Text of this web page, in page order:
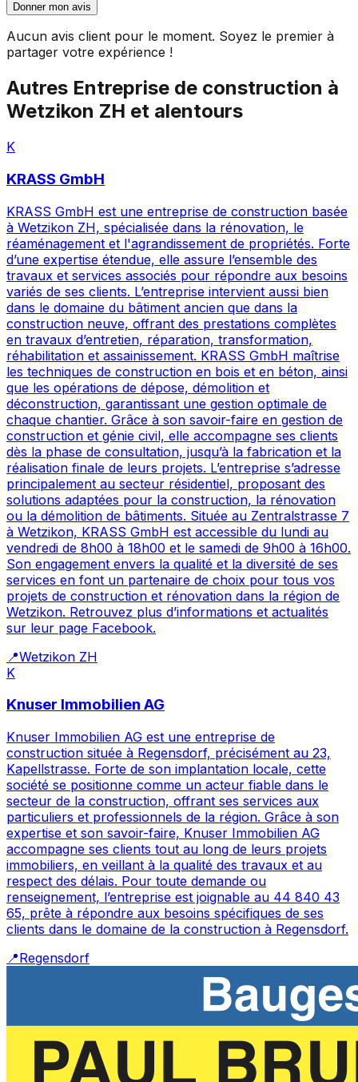
Donner mon avis
Aucun avis client pour le moment. Soyez le premier à
partager votre expérience !
Autres Entreprise de construction à
Wetzikon ZH et alentours
K
KRASS GmbH
KRASS GmbH est une entreprise de construction basée
à Wetzikon ZH, spécialisée dans la rénovation, le
réaménagement et l'agrandissement de propriétés. Forte
d’une expertise étendue, elle assure l’ensemble des
travaux et services associés pour répondre aux besoins
variés de ses clients. L’entreprise intervient aussi bien
dans le domaine du bâtiment ancien que dans la
construction neuve, offrant des prestations complètes
en travaux d’entretien, réparation, transformation,
réhabilitation et assainissement. KRASS GmbH maîtrise
les techniques de construction en bois et en béton, ainsi
que les opérations de dépose, démolition et
déconstruction, garantissant une gestion optimale de
chaque chantier. Grâce à son savoir-faire en gestion de
construction et génie civil, elle accompagne ses clients
dès la phase de consultation, jusqu’à la fabrication et la
réalisation finale de leurs projets. L’entreprise s’adresse
principalement au secteur résidentiel, proposant des
solutions adaptées pour la construction, la rénovation
ou la démolition de bâtiments. Située au Zentralstrasse 7
à Wetzikon, KRASS GmbH est accessible du lundi au
vendredi de 8h00 à 18h00 et le samedi de 9h00 à 16h00.
Son engagement envers la qualité et la diversité de ses
services en font un partenaire de choix pour tous vos
projets de construction et rénovation dans la région de
Wetzikon. Retrouvez plus d’informations et actualités
sur leur page Facebook.
📍Wetzikon ZH
K
Knuser Immobilien AG
Knuser Immobilien AG est une entreprise de
construction située à Regensdorf, précisément au 23,
Kapellstrasse. Forte de son implantation locale, cette
société se positionne comme un acteur fiable dans le
secteur de la construction, offrant ses services aux
particuliers et professionnels de la région. Grâce à son
expertise et son savoir-faire, Knuser Immobilien AG
accompagne ses clients tout au long de leurs projets
immobiliers, en veillant à la qualité des travaux et au
respect des délais. Pour toute demande ou
renseignement, l’entreprise est joignable au 44 840 43
65, prête à répondre aux besoins spécifiques de ses
clients dans le domaine de la construction à Regensdorf.
📍Regensdorf